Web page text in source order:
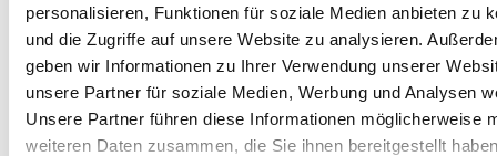
personalisieren, Funktionen für soziale Medien anbieten zu
und die Zugriffe auf unsere Website zu analysieren.
geben wir Informationen zu Ihrer Verwendung unserer
unsere Partner für soziale Medien, Werbung und Analysen
Unsere Partner führen diese Informationen möglicherweise
weiteren Daten zusammen, die Sie ihnen bereitgestellt